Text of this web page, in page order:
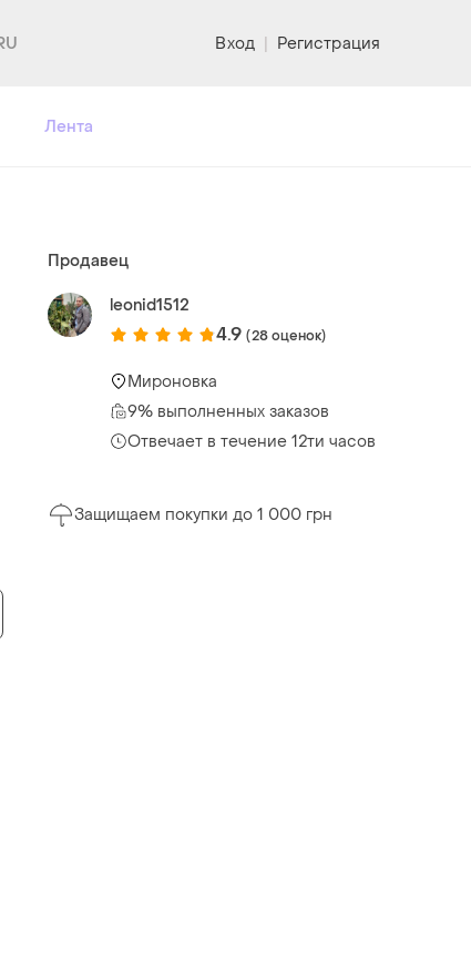
Вход | Регистрация
Лента
Продавец
leonid1512
4.9 (28 оценок)
Мироновка
9% выполненных заказов
Отвечает в течение 12ти часов
Защищаем покупки до 1 000 грн